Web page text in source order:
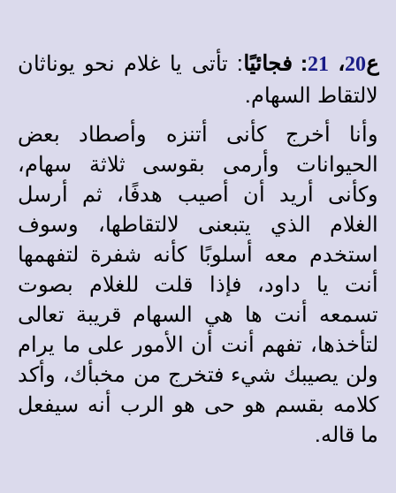
ع20، 21
: فجائيًا: تأتى يا غلام نحو يوناثان
لالتقاط السهام.
وأنا أخرج كأنى أتنزه وأصطاد بعض
الحيوانات وأرمى بقوسى ثلاثة سهام،
وكأنى أريد أن أصيب هدفًا، ثم أرسل
الغلام الذي يتبعنى لالتقاطها، وسوف
استخدم معه أسلوبًا كأنه شفرة لتفهمها
أنت يا داود، فإذا قلت للغلام بصوت
تسمعه أنت ها هي السهام قريبة تعالى
لتأخذها، تفهم أنت أن الأمور على ما يرام
ولن يصيبك شيء فتخرج من مخبأك، وأكد
كلامه بقسم هو حى هو الرب أنه سيفعل
ما قاله.